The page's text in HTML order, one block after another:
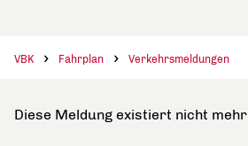
VBK Fahrplan Verkehrsmeldungen
Diese Meldung existiert nicht mehr